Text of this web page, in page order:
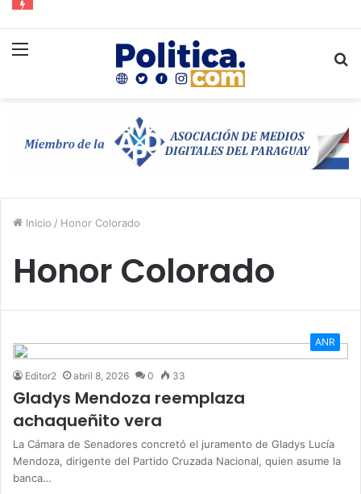
Inicio / Honor Colorado
Honor Colorado
ANR
Editor2 abril 8, 2026 0 33
Gladys Mendoza reemplaza
achaqueñito vera
La Cámara de Senadores concretó el juramento de Gladys Lucía
Mendoza, dirigente del Partido Cruzada Nacional, quien asume la
banca…